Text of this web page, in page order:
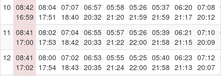
10 08:42
16:59
08:04
17:51
07:07
18:40
06:57
20:32
05:58
21:20
05:26
21:59
05:37
21:59
06:20
21:17
07:08
20:12
11
08:41
17:00
08:02
17:53
07:04
18:42
06:55
20:33
05:57
21:22
05:26
22:00
05:39
21:58
06:21
21:15
07:10
20:09
12 08:41
17:02
08:00
17:54
07:02
18:43
06:53
20:35
05:55
21:24
05:25
22:00
05:40
21:58
06:23
21:13
07:12
20:07